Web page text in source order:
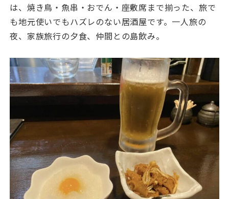
は、焼き鳥・魚串・おでん・座敷席まで揃った、旅で
も地元使いでもハズレのない居酒屋です。一人旅の
夜、家族旅行の夕食、仲間との島飲み。